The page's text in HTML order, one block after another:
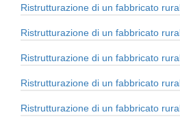
Ristrutturazione di un fabbricato
Ristrutturazione di un fabbricato
Ristrutturazione di un fabbricato
Ristrutturazione di un fabbricato
Ristrutturazione di un fabbricato